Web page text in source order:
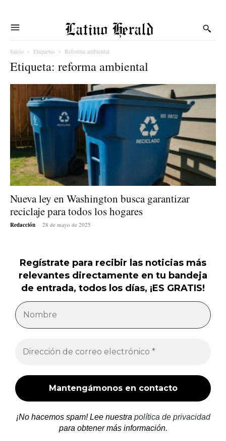
Latino Herald
Inicio Etiquetas Reforma ambiental
Etiqueta: reforma ambiental
Nueva ley en Washington busca garantizar
reciclaje para todos los hogares
Redacción - 28 de mayo de 2025
Regístrate para recibir las noticias más
relevantes directamente en tu bandeja
de entrada, todos los días, ¡ES GRATIS!
¡No hacemos spam! Lee nuestra política de privacidad
para obtener más información.